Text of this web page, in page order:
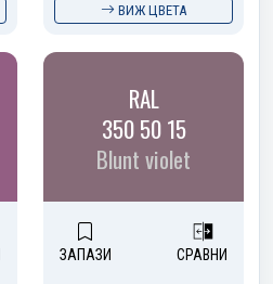
ВИЖ ЦВЕТА
RAL
350 50 15
Blunt violet
ЗАПАЗИ СРАВНИ